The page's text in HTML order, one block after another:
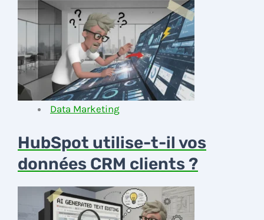
Data Marketing
HubSpot utilise-t-il vos
données CRM clients ?